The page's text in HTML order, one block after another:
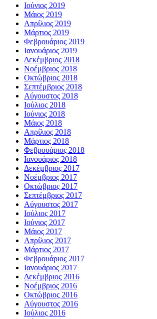
Ιούνιος 2019
Μάιος 2019
Απρίλιος 2019
Μάρτιος 2019
Φεβρουάριος 2019
Ιανουάριος 2019
Δεκέμβριος 2018
Νοέμβριος 2018
Οκτώβριος 2018
Σεπτέμβριος 2018
Αύγουστος 2018
Ιούλιος 2018
Ιούνιος 2018
Μάιος 2018
Απρίλιος 2018
Μάρτιος 2018
Φεβρουάριος 2018
Ιανουάριος 2018
Δεκέμβριος 2017
Νοέμβριος 2017
Οκτώβριος 2017
Σεπτέμβριος 2017
Αύγουστος 2017
Ιούλιος 2017
Ιούνιος 2017
Μάιος 2017
Απρίλιος 2017
Μάρτιος 2017
Φεβρουάριος 2017
Ιανουάριος 2017
Δεκέμβριος 2016
Νοέμβριος 2016
Οκτώβριος 2016
Αύγουστος 2016
Ιούλιος 2016